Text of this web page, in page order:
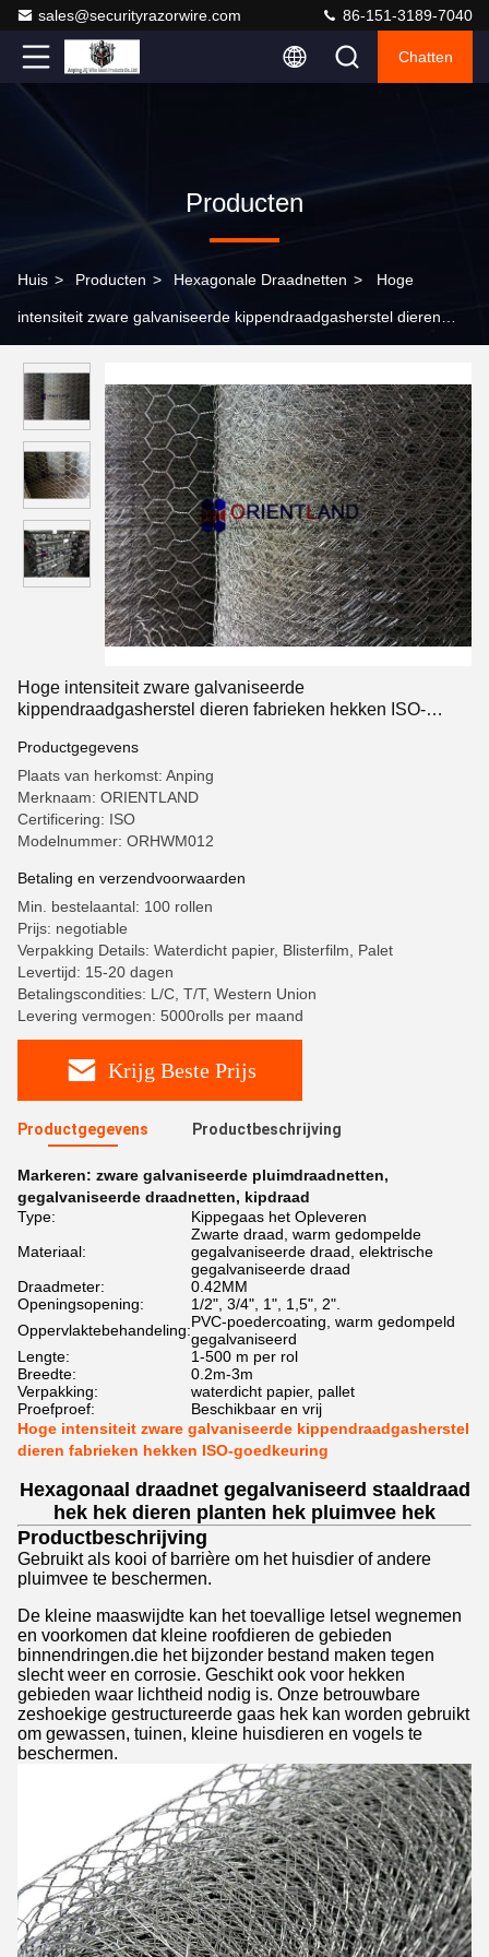
sales@securityrazorwire.com 86-151-3189-7040
Chatten
Producten
Huis > Producten > Hexagonale Draadnetten > Hoge
intensiteit zware galvaniseerde kippendraadgasherstel dieren
Hoge intensiteit zware galvaniseerde
kippendraadgasherstel dieren fabrieken hekken ISO-
Productgegevens
Plaats van herkomst: Anping
Merknaam: ORIENTLAND
Certificering: ISO
Modelnummer: ORHWM012
Betaling en verzendvoorwaarden
Min. bestelaantal: 100 rollen
Prijs: negotiable
Verpakking Details: Waterdicht papier, Blisterfilm, Palet
Levertijd: 15-20 dagen
Betalingscondities: L/C, T/T, Western Union
Levering vermogen: 5000rolls per maand
Krijg Beste Prijs
Productgegevens Productbeschrijving
Markeren: zware galvaniseerde pluimdraadnetten,
gegalvaniseerde draadnetten, kipdraad
Type:
Kippegaas het Opleveren
Materiaal:
Zwarte draad, warm gedompelde
gegalvaniseerde draad, elektrische
gegalvaniseerde draad
Draadmeter:
0.42MM
Openingsopening:
1/2", 3/4", 1", 1,5", 2".
Oppervlaktebehandeling:PVC-poedercoating, warm gedompeld
gegalvaniseerd
Lengte:
1-500 m per rol
Breedte:
0.2m-3m
Verpakking:
waterdicht papier, pallet
Proefproef:
Beschikbaar en vrij
Hoge intensiteit zware galvaniseerde kippendraadgasherstel
dieren fabrieken hekken ISO-goedkeuring
Hexagonaal draadnet gegalvaniseerd staaldraad
hek hek dieren planten hek pluimvee hek
Productbeschrijving
Gebruikt als kooi of barrière om het huisdier of andere
pluimvee te beschermen.
De kleine maaswijdte kan het toevallige letsel wegnemen
en voorkomen dat kleine roofdieren de gebieden
binnendringen.die het bijzonder bestand maken tegen
slecht weer en corrosie. Geschikt ook voor hekken
gebieden waar lichtheid nodig is. Onze betrouwbare
zeshoekige gestructureerde gaas hek kan worden gebruikt
om gewassen, tuinen, kleine huisdieren en vogels te
beschermen.